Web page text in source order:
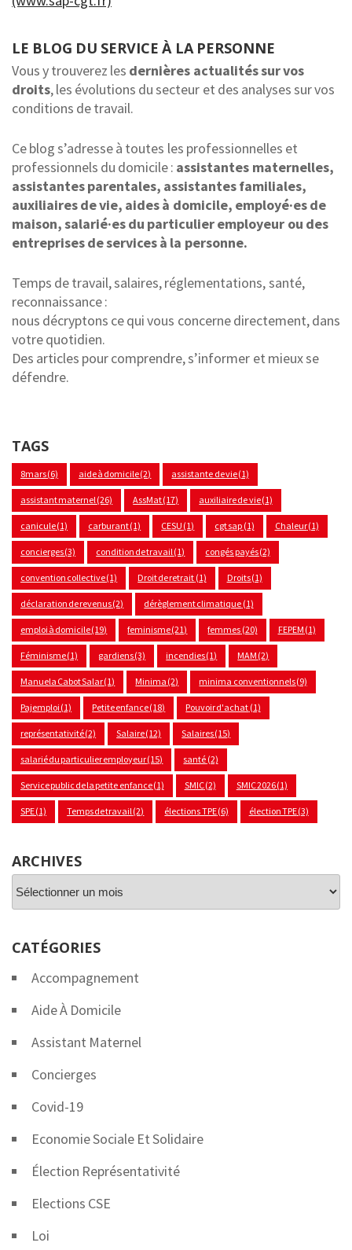
LE BLOG DU SERVICE À LA PERSONNE
Vous y trouverez les dernières actualités sur vos
droits, les évolutions du secteur et des analyses sur vos
conditions de travail.
Ce blog s’adresse à toutes les professionnelles et
professionnels du domicile : assistantes maternelles,
assistantes parentales, assistantes familiales,
auxiliaires de vie, aides à domicile, employé·es de
maison, salarié·es du particulier employeur ou des
entreprises de services à la personne.
Temps de travail, salaires, réglementations, santé,
reconnaissance :
nous décryptons ce qui vous concerne directement, dans
votre quotidien.
Des articles pour comprendre, s’informer et mieux se
défendre.
TAGS
8mars(6) aide à domicile(2) assistante de vie(1)
assistant maternel (26) AssMat(17) auxiliaire de vie(1)
canicule(1) carburant(1) CESU (1) cgt sap (1) Chaleur(1)
concierges(3) condition de travail (1) congés payés(2)
convention collective(1) Droit de retrait (1) Droits(1)
déclaration de revenus(2) dérèglement climatique (1)
emploi à domicile(19) feminisme(21) femmes (20) FEPEM (1)
Féminisme(1) gardiens(3) incendies(1) MAM (2)
Manuela Cabot Salar(1) Minima (2) minima conventionnels(9)
Pajemploi (1) Petite enfance(18) Pouvoir d'achat (1)
représentativité(2) Salaire(12) Salaires(15)
salarié du particulier employeur(15) santé (2)
Service public de la petite enfance(1) SMIC(2) SMIC 2026(1)
SPE(1) Temps de travail (2) élections TPE(6) élection TPE(3)
ARCHIVES
CATÉGORIES
Accompagnement
Aide À Domicile
Assistant Maternel
Concierges
Covid-19
Economie Sociale Et Solidaire
Élection Représentativité
Elections CSE
Loi